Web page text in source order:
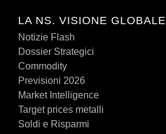
LA NS. VISIONE GLOBALE
Notizie Flash
Dossier Strategici
Commodity
Previsioni 2026
Market Intelligence
Target prices metalli
Soldi e Risparmi